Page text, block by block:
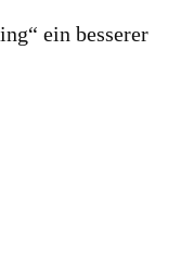
ein besserer